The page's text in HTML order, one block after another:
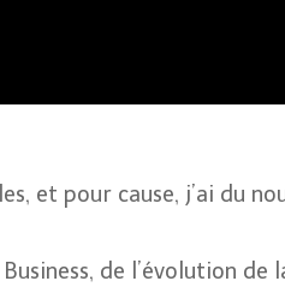
et pour cause, j’ai du
de l’évolution de